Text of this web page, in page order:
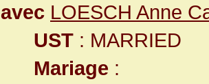
avec LOESCH Anne
UST : MARRIED
Mariage :